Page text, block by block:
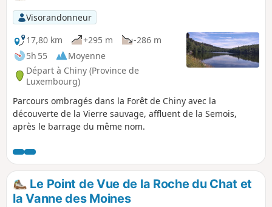
Visorandonneur
17,80 km
+295 m
-286 m
5h 55
Moyenne
Départ à Chiny (Province de
Luxembourg)
Parcours ombragés dans la Forêt de Chiny avec la
découverte de la Vierre sauvage, affluent de la Semois,
après le barrage du même nom.
Le Point de Vue de la Roche du Chat et
la Vanne des Moines